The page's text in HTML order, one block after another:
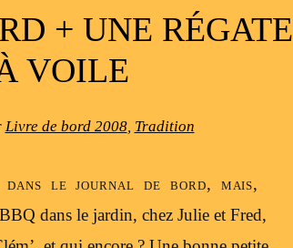
+ UNE RÉGATE
VOILE
Livre de bord 2008, Tradition
le journal de bord, mais,
dans le jardin, chez Julie et Fred,